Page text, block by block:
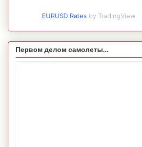
EURUSD Rates by TradingView
Первом делом самолеты...